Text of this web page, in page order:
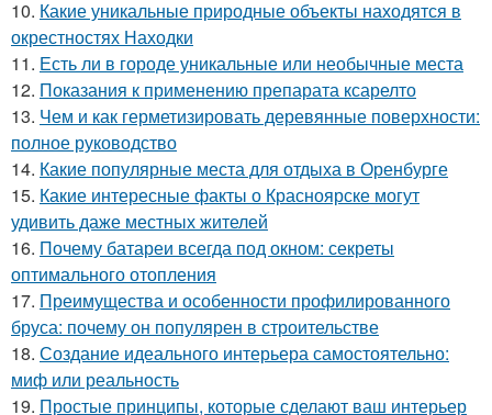
10. Какие уникальные природные объекты находятся в
окрестностях Находки
11. Есть ли в городе уникальные или необычные места
12. Показания к применению препарата ксарелто
13. Чем и как герметизировать деревянные поверхности:
полное руководство
14. Какие популярные места для отдыха в Оренбурге
15. Какие интересные факты о Красноярске могут
удивить даже местных жителей
16. Почему батареи всегда под окном: секреты
оптимального отопления
17. Преимущества и особенности профилированного
бруса: почему он популярен в строительстве
18. Создание идеального интерьера самостоятельно:
миф или реальность
19. Простые принципы, которые сделают ваш интерьер